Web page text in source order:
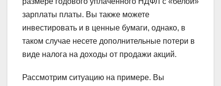
зарплаты платы. Вы также можете
инвестировать и в ценные бумаги, однако, в
таком случае несете дополнительные потери в
виде налога на доходы от продажи акций.
Рассмотрим ситуацию на примере. Вы